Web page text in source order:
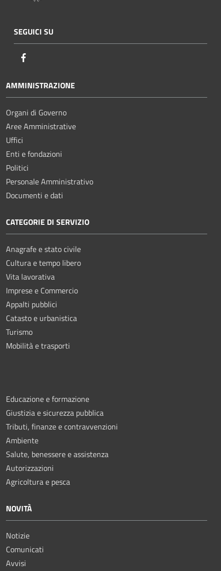
SEGUICI SU
AMMINISTRAZIONE
Organi di Governo
Aree Amministrative
Uffici
Enti e fondazioni
Politici
Personale Amministrativo
Documenti e dati
CATEGORIE DI SERVIZIO
Anagrafe e stato civile
Cultura e tempo libero
Vita lavorativa
Imprese e Commercio
Appalti pubblici
Catasto e urbanistica
Turismo
Mobilità e trasporti
Educazione e formazione
Giustizia e sicurezza pubblica
Tributi, finanze e contravvenzioni
Ambiente
Salute, benessere e assistenza
Autorizzazioni
Agricoltura e pesca
NOVITÀ
Notizie
Comunicati
Avvisi